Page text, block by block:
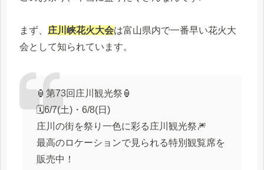
まず、 庄川峡花火大会は富山県内で一番早い花火大
会として知られています。
🏮第73回庄川観光祭🏮
🗓️6/7(土)・6/8(日)
庄川の街を祭り一色に彩る庄川観光祭🎆
最高のロケーションで見られる特別観覧席を
販売中！